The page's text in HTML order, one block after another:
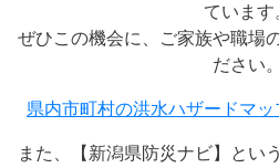
ています
ぜひこの機会に、ご家族や職場
ださい。
県内市町村の洪水ハザードマ
また、【新潟県防災ナビ】とい